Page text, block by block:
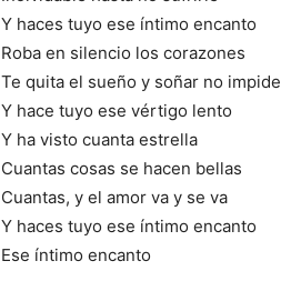
Y haces tuyo ese íntimo encanto
Roba en silencio los corazones
Te quita el sueño y soñar no impide
Y hace tuyo ese vértigo lento
Y ha visto cuanta estrella
Cuantas cosas se hacen bellas
Cuantas, y el amor va y se va
Y haces tuyo ese íntimo encanto
Ese íntimo encanto